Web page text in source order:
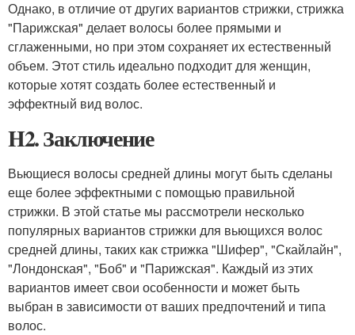
Однако, в отличие от других вариантов стрижки, стрижка
"Парижская" делает волосы более прямыми и
сглаженными, но при этом сохраняет их естественный
объем. Этот стиль идеально подходит для женщин,
которые хотят создать более естественный и
эффектный вид волос.
H2. Заключение
Вьющиеся волосы средней длины могут быть сделаны
еще более эффектными с помощью правильной
стрижки. В этой статье мы рассмотрели несколько
популярных вариантов стрижки для вьющихся волос
средней длины, таких как стрижка "Шифер", "Скайлайн",
"Лондонская", "Боб" и "Парижская". Каждый из этих
вариантов имеет свои особенности и может быть
выбран в зависимости от ваших предпочтений и типа
волос.